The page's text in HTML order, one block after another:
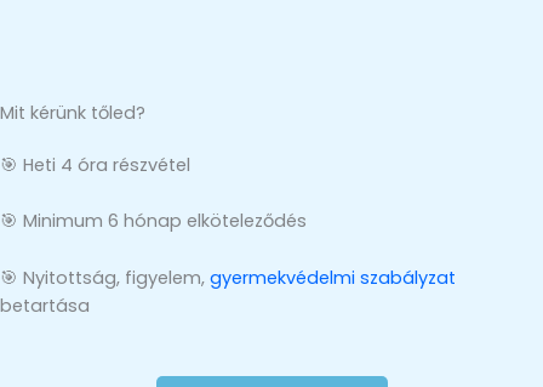
Mit kérünk tőled?
🎯 Heti 4 óra részvétel
🎯 Minimum 6 hónap elköteleződés
🎯 Nyitottság, figyelem, gyermekvédelmi szabályzat
betartása